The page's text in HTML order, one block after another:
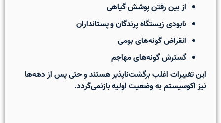
از بین رفتن پوشش گیاهی
نابودی زیستگاه پرندگان و پستانداران
انقراض گونه‌های بومی
گسترش گونه‌های مهاجم
این تغییرات اغلب برگشت‌ناپذیر هستند و حتی پس از دهه‌ها
نیز اکوسیستم به وضعیت اولیه بازنمی‌گردد.